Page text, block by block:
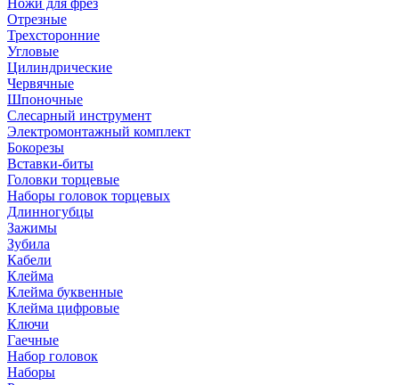
Ножи для фрез
Отрезные
Трехсторонние
Угловые
Цилиндрические
Червячные
Шпоночные
Слесарный инструмент
Электромонтажный комплект
Бокорезы
Вставки-биты
Головки торцевые
Наборы головок торцевых
Длинногубцы
Зажимы
Зубила
Кабели
Клейма
Клейма буквенные
Клейма цифровые
Ключи
Гаечные
Набор головок
Наборы